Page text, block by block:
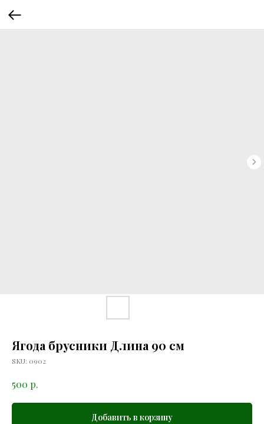
Ягода брусники Длина 90 см
SKU: 0902
500 р.
Добавить в корзину